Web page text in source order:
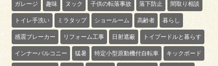
ガレージ 趣味 ヌック 子供の転落事故 落下防止 間取り相談
トイレ手洗い ミラタップ ショールーム 高齢者 暮らし
感震ブレーカー リフォーム工事 日射遮蔽 トイプードルと暮らす
インナーバルコニー 猛暑 特定小型原動機付自転車 キックボード